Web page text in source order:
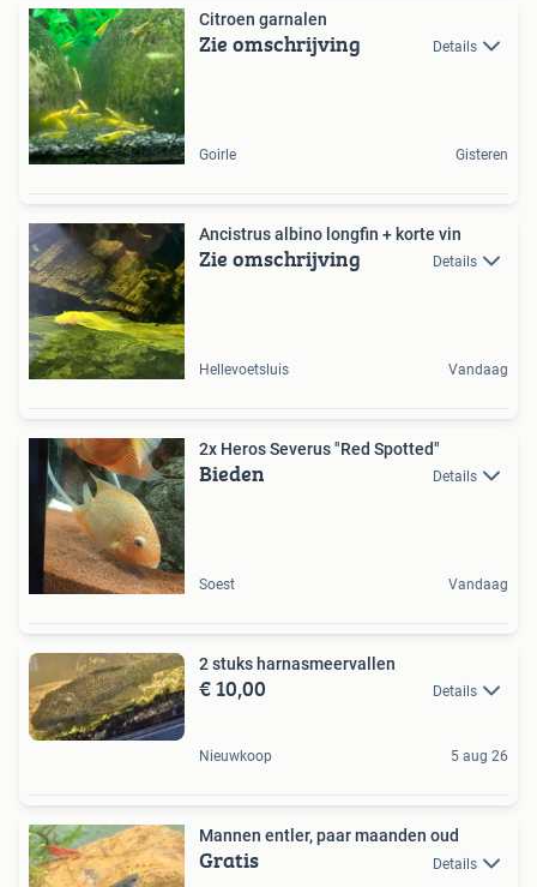
Citroen garnalen
Zie omschrijving Details
Goirle Gisteren
Ancistrus albino longfin + korte vin
Zie omschrijving Details
Hellevoetsluis Vandaag
2x Heros Severus "Red Spotted"
Bieden Details
Soest Vandaag
2 stuks harnasmeervallen
€ 10,00 Details
Nieuwkoop 5 aug 26
Mannen entler, paar maanden oud
Gratis Details